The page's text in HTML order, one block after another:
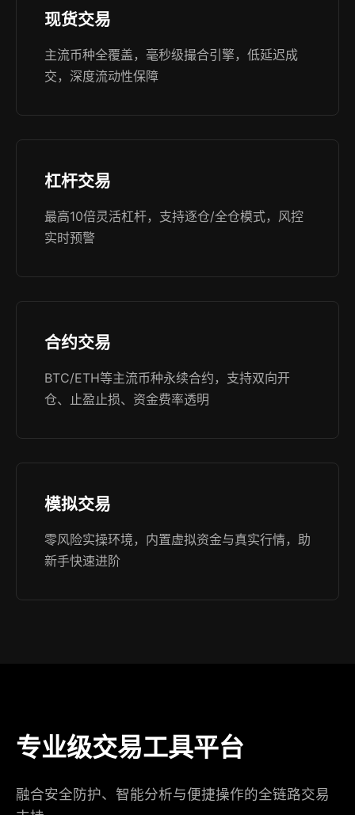
现货交易
主流币种全覆盖，毫秒级撮合引擎，低延迟成
交，深度流动性保障
杠杆交易
最高10倍灵活杠杆，支持逐仓/全仓模式，风控
实时预警
合约交易
BTC/ETH等主流币种永续合约，支持双向开
仓、止盈止损、资金费率透明
模拟交易
零风险实操环境，内置虚拟资金与真实行情，助
新手快速进阶
专业级交易工具平台
融合安全防护、智能分析与便捷操作的全链路交易